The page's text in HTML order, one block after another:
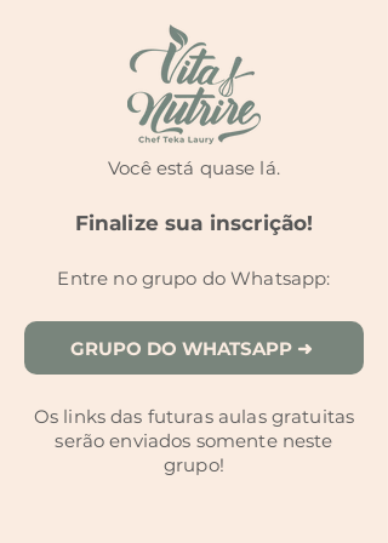
Você está quase lá.
Finalize sua inscrição!
Entre no grupo do Whatsapp:
GRUPO DO WHATSAPP ➜
Os links das futuras aulas gratuitas
serão enviados somente neste
grupo!